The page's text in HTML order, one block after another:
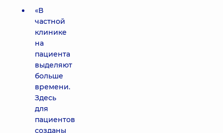
«В
частной
клинике
на
пациента
выделяют
больше
времени.
Здесь
для
пациентов
созданы